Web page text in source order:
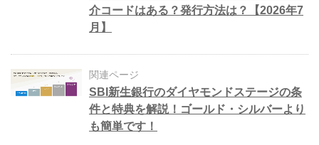
介コードはある？発行方法は？【2026年7
月】
関連ページ
SBI新生銀行のダイヤモンドステージの条
件と特典を解説！ゴールド・シルバーより
も簡単です！